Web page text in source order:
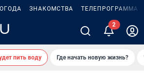
ЗНАКОМСТВА ТЕЛЕПРОГРАММА
пить воду Где начать новую жизнь?